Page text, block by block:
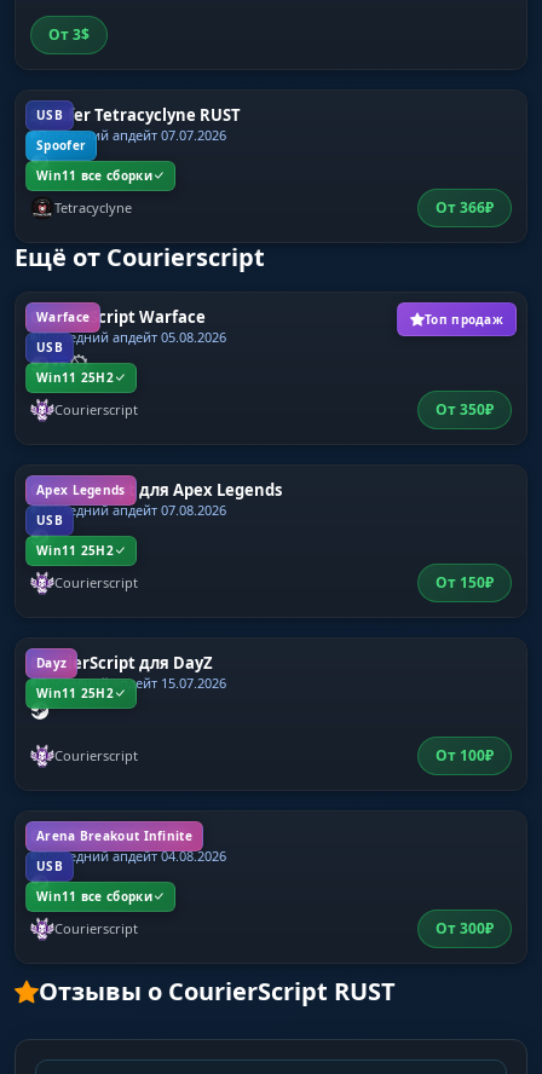
Show Visuals Status
Индикатор статуса визуальных функций
От3$
USB
Spoofer
Win11 все сборки
Spoofer Tetracyclyne RUST
Последний апдейт 07.07.2026
Tetracyclyne От366₽
Ещё от Courierscript
Warface
USB
Win11 25H2
Топ продаж
CourierScript Warface
Последний апдейт 05.08.2026
Courierscript От350₽
Apex Legends
USB
Win11 25H2
CourierScript для Apex Legends
Последний апдейт 07.08.2026
Courierscript От 150₽
Dayz
Win11 25H2
CourierScript для DayZ
Последний апдейт 15.07.2026
Courierscript От 100₽
Arena Breakout Infinite
USB
Win11 все сборки
COURIERSCRIPT ABI
Последний апдейт 04.08.2026
Courierscript От300₽
Отзывы о CourierScript RUST